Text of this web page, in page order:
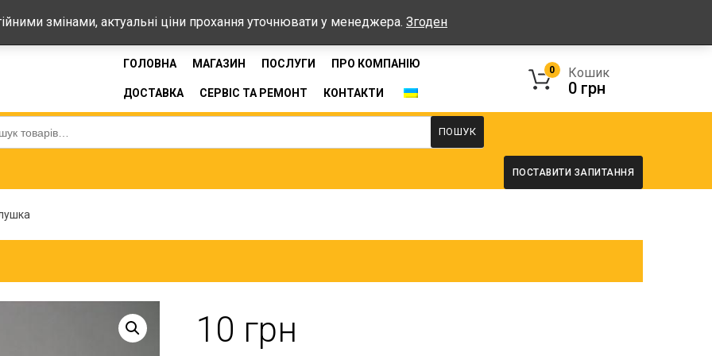
33 Графік: Пн-Пт: 08:00-17:00, Сб-Нд - вихідні
ГОЛОВНА МАГАЗИН ПОСЛУГИ ПРО КОМПАНІЮ
ДОСТАВКА СЕРВІС ТА РЕМОНТ КОНТАКТИ
Кошик
0
0 грн
ПОШУК
ПОСТАВИТИ ЗАПИТАННЯ
10 грн
змінами, актуальні ціни прохання уточнювати у менеджера. Згоден